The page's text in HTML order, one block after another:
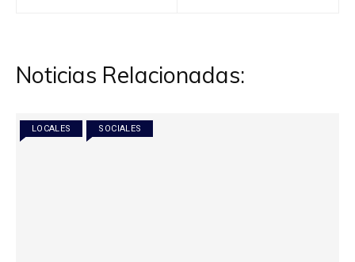
Noticias Relacionadas:
LOCALES SOCIALES